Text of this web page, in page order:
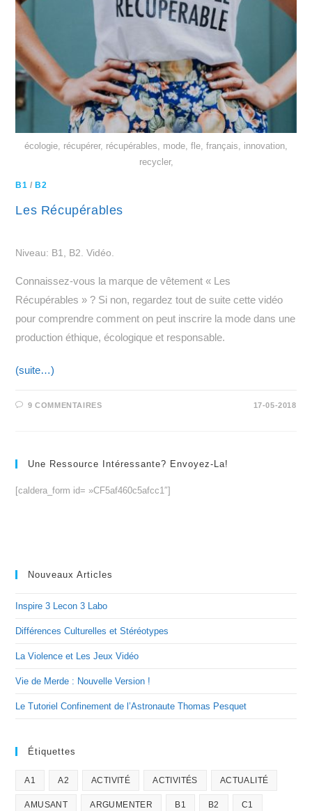
écologie, récupérer, récupérables, mode, fle, français, innovation,
recycler,
B1 /B2
Les Récupérables
Niveau: B1, B2. Vidéo.
Connaissez-vous la marque de vêtement « Les
Récupérables » ? Si non, regardez tout de suite cette vidéo
pour comprendre comment on peut inscrire la mode dans une
production éthique, écologique et responsable.
(suite…)
9 COMMENTAIRES 17-05-2018
Une Ressource Intéressante? Envoyez-La!
[caldera_form id= »CF5af460c5afcc1″]
Nouveaux Articles
Inspire 3 Lecon 3 Labo
Différences Culturelles et Stéréotypes
La Violence et Les Jeux Vidéo
Vie de Merde : Nouvelle Version !
Le Tutoriel Confinement de l’Astronaute Thomas Pesquet
Étiquettes
A1 A2 ACTIVITÉ ACTIVITÉS ACTUALITÉ
AMUSANT ARGUMENTER B1 B2 C1